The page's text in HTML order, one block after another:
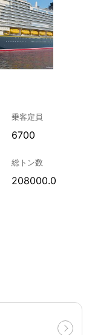
乗客定員
6700
総トン数
208000.0